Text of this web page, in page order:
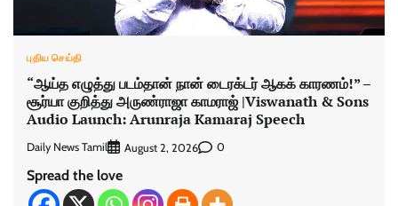
புதிய செய்தி
“ஆய்த எழுத்து படம்தான் நான் டைரக்டர் ஆகக் காரணம்!” –
சூர்யா குறித்து அருண்ராஜா காமராஜ் |Viswanath & Sons
Audio Launch: Arunraja Kamaraj Speech
Daily News Tamil August 2, 2026 0
Spread the love